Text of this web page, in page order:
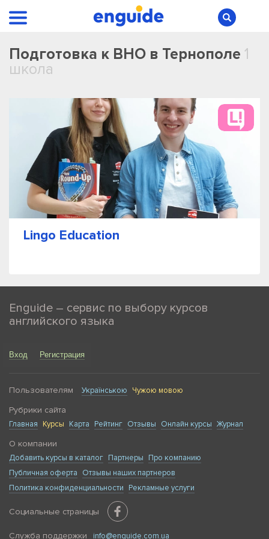
Подготовка к ВНО в Тернополе 1
школа
Lingo Education
Enguide – сервис по выбору курсов
английского языка
Вход Регистрация
Пользователям Українською Чужою мовою
Рубрики сайта
Главная Курсы Карта Рейтинг Отзывы Онлайн курсы Журнал
О компании
Добавить курсы в каталог Партнеры
Про компанию
Публичная оферта
Отзывы наших партнеров
Политика конфиденциальности
Рекламные услуги
Социальные страницы
Служба поддержки info@enguide.com.ua